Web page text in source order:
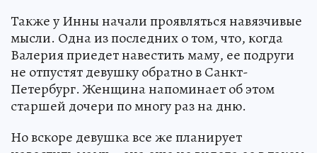
Также у Инны начали проявляться навязчивые
мысли. Одна из последних о том, что, когда
Валерия приедет навестить маму, ее подруги
не отпустят девушку обратно в Санкт-
Петербург. Женщина напоминает об этом
старшей дочери по многу раз на дню.
Но вскоре девушка все же планирует